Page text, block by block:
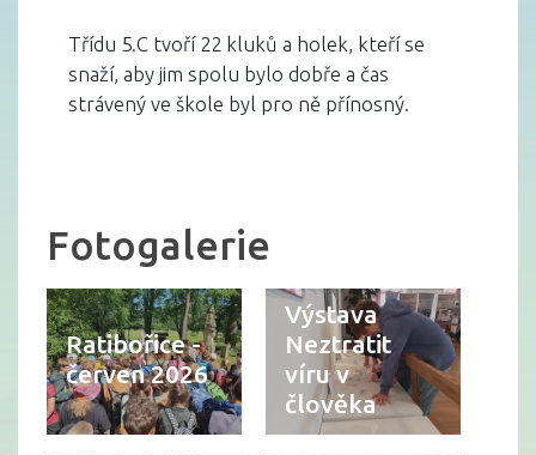
Třídu 5.C tvoří 22 kluků a holek, kteří se
snaží, aby jim spolu bylo dobře a čas
strávený ve škole byl pro ně přínosný.
Fotogalerie
Ratibořice -
červen 2026
Výstava
Neztratit
víru v
člověka